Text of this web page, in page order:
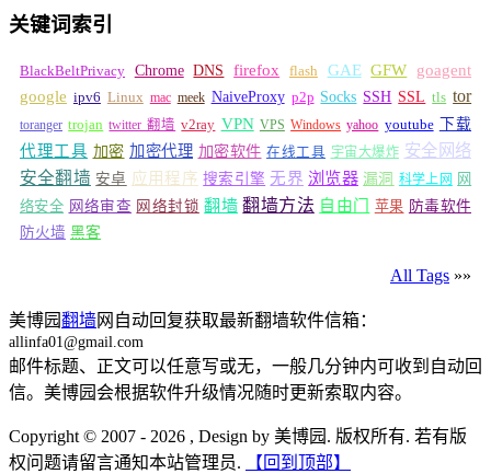
关键词索引
BlackBeltPrivacy Chrome DNS firefox flash GAE GFW
goagent
google ipv6 Linux mac meek NaiveProxy p2p Socks SSH SSL tls tor
toranger trojan twitter 翻墙 v2ray VPN VPS Windows yahoo youtube 下载
代理工具 加密 加密代理 加密软件 在线工具 宇宙大爆炸 安全网络
安全翻墙 安卓 应用程序 搜索引擎 无界 浏览器 漏洞 科学上网 网
络安全 网络审查 网络封锁 翻墙 翻墙方法 自由门 苹果 防毒软件
防火墙 黑客
All Tags »»
美博园翻墙网自动回复获取最新翻墙软件信箱：
allinfa01@gmail.com
邮件标题、正文可以任意写或无，一般几分钟内可收到自动回
信。美博园会根据软件升级情况随时更新索取内容。
Copyright © 2007 - 2026 , Design by 美博园. 版权所有. 若有版
权问题请留言通知本站管理员.
【回到顶部】